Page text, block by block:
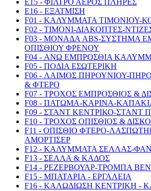
E16 - ΕΞΑΤΜΙΣΗ
F01 - ΚΑΛΥΜΜΑΤΑ ΤΙΜΟΝΙΟΥ-
F02 - ΤΙΜΟΝΙ-ΔΙΑΚΟΠΤΕΣ-
F03 - ΜΟΝΑΔΑ ABS-ΣΥΣΤΗΜΑ
ΟΠΙΣΘΙΟΥ ΦΡΕΝΟΥ
F04 - ΑΝΩ ΕΜΠΡΟΣΘΙΑ
F05 - ΠΟΔΙΑ ΕΣΩΤΕΡΙΚΗ
F06 - ΛΑΙΜΟΣ ΠΗΡΟΥΝΙΟΥ-
& ΦΤΕΡΟ
F07 - ΤΡΟΧΟΣ ΕΜΠΡΟΣΘΙΟΣ &
F08 - ΠΑΤΩΜΑ-ΚΑΡΙΝΑ-
F09 - ΣΤΑΝΤ ΚΕΝΤΡΙΚΟ-ΣΤΑΝΤ
F10 - ΤΡΟΧΟΣ ΟΠΙΣΘΙΟΣ &
F11 - ΟΠΙΣΘΙΟ ΦΤΕΡΟ-
ΑΜΟΡΤΙΣΕΡ
F12 - ΚΑΛΥΜΜΑΤΑ ΣΕΛΛΑΣ-
F13 - ΣΕΛΛΑ & ΚΑΔΟΣ
F14 - ΡΕΖΕΡΒΟΥΑΡ-ΤΡΟΜΠΑ
F15 - ΜΠΑΤΑΡΙΑ - ΕΡΓΑΛΕΙΑ
F16 - ΚΑΛΩΔΙΩΣΗ ΚΕΝΤΡΙΚΗ -